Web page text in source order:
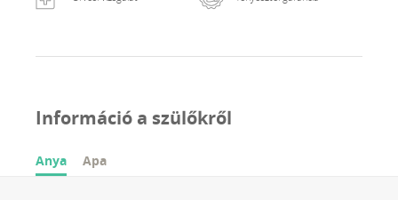
Információ a szülőkről
Anya Apa